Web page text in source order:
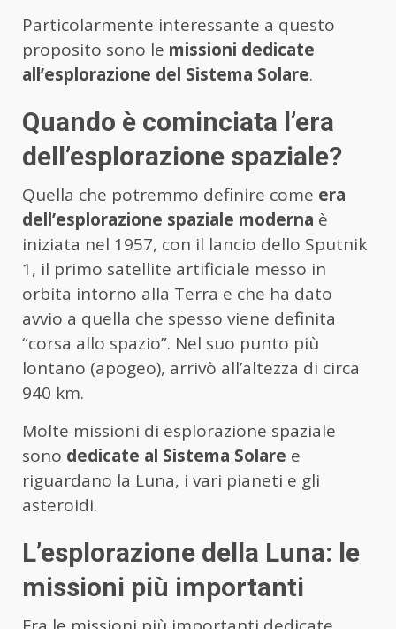
Particolarmente interessante a questo
proposito sono le missioni dedicate
all’esplorazione del Sistema Solare.
Quando è cominciata l’era
dell’esplorazione spaziale?
Quella che potremmo definire come era
dell’esplorazione spaziale moderna è
iniziata nel 1957, con il lancio dello Sputnik
1, il primo satellite artificiale messo in
orbita intorno alla Terra e che ha dato
avvio a quella che spesso viene definita
“corsa allo spazio”. Nel suo punto più
lontano (apogeo), arrivò all’altezza di circa
940 km.
Molte missioni di esplorazione spaziale
sono dedicate al Sistema Solare e
riguardano la Luna, i vari pianeti e gli
asteroidi.
L’esplorazione della Luna: le
missioni più importanti